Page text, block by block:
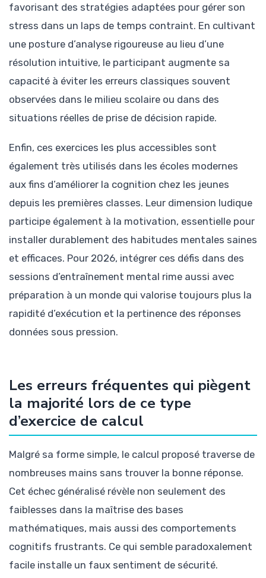
favorisant des stratégies adaptées pour gérer son
stress dans un laps de temps contraint. En cultivant
une posture d’analyse rigoureuse au lieu d’une
résolution intuitive, le participant augmente sa
capacité à éviter les erreurs classiques souvent
observées dans le milieu scolaire ou dans des
situations réelles de prise de décision rapide.
Enfin, ces exercices les plus accessibles sont
également très utilisés dans les écoles modernes
aux fins d’améliorer la cognition chez les jeunes
depuis les premières classes. Leur dimension ludique
participe également à la motivation, essentielle pour
installer durablement des habitudes mentales saines
et efficaces. Pour 2026, intégrer ces défis dans des
sessions d’entraînement mental rime aussi avec
préparation à un monde qui valorise toujours plus la
rapidité d’exécution et la pertinence des réponses
données sous pression.
Les erreurs fréquentes qui piègent
la majorité lors de ce type
d’exercice de calcul
Malgré sa forme simple, le calcul proposé traverse de
nombreuses mains sans trouver la bonne réponse.
Cet échec généralisé révèle non seulement des
faiblesses dans la maîtrise des bases
mathématiques, mais aussi des comportements
cognitifs frustrants. Ce qui semble paradoxalement
facile installe un faux sentiment de sécurité.